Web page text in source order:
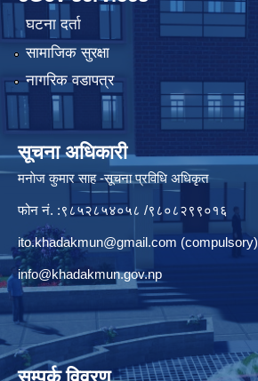
घटना दर्ता
सामाजिक सुरक्षा
नागरिक वडापत्र
सूचना अधिकारी
मनाेज कुमार साह -सूचना प्रविधि अधिकृत
फोन नं. :९८५२८५४०५८ /९८०८२९९०१६
ito.khadakmun@gmail.com (compulsory)
info@khadakmun.gov.np